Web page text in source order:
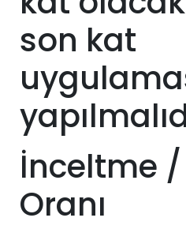
son kat
İnceltme /
Oranı